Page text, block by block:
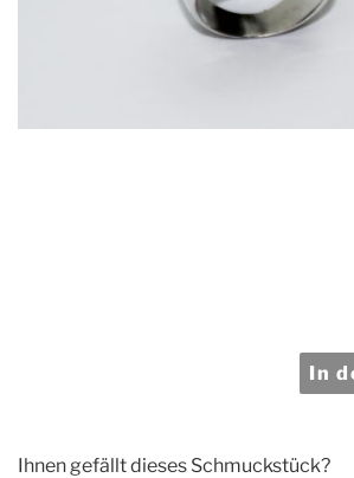
In
Ihnen gefällt dieses Schmuckstück?